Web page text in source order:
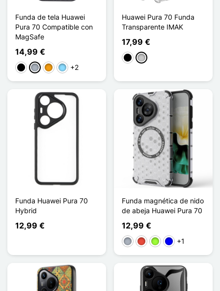
Funda de tela Huawei
Pura 70 Compatible con
MagSafe
14,99 €
Negro
Gris NaranjaAzul claro
+2
Huawei Pura 70 Funda
Transparente IMAK
17,99 €
NegroTransparente
Funda Huawei Pura 70
Hybrid
12,99 €
Funda magnética de nido
de abeja Huawei Pura 70
12,99 €
Gris RojoVerde manzana
Azul+1